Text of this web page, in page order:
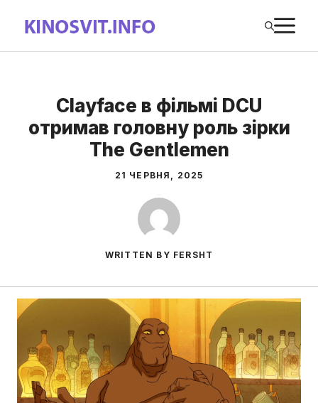
вмісту
Clayface в фільмі DCU
отримав головну роль зірки
The Gentlemen
21 ЧЕРВНЯ, 2025
WRITTEN BY FERSHT